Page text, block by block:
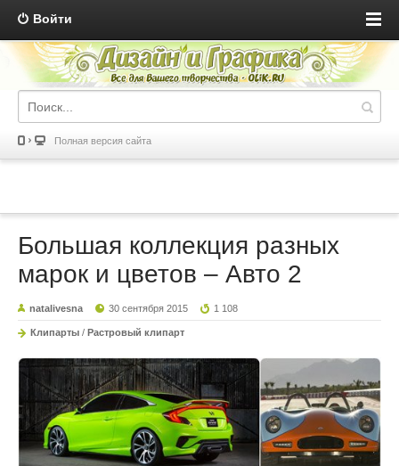
Войти
Полная версия сайта
Большая коллекция разных
марок и цветов – Авто 2
natalivesna 30 сентября 2015 1 108
Клипарты / Растровый клипарт